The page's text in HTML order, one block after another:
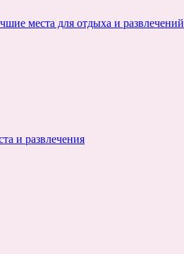
места для отдыха и развлечений
и развлечения